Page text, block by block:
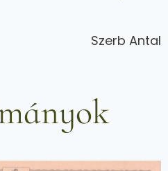
Szerb Antal